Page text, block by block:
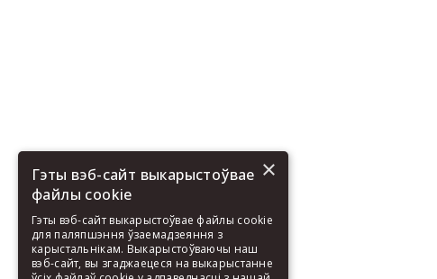
×
Гэты вэб-сайт выкарыстоўвае
файлы cookie
Гэты вэб-сайт выкарыстоўвае файлы cookie
для паляпшэння ўзаемадзеяння з
карыстальнікам. Выкарыстоўваючы наш
вэб-сайт, вы згаджаецеся на выкарыстанне